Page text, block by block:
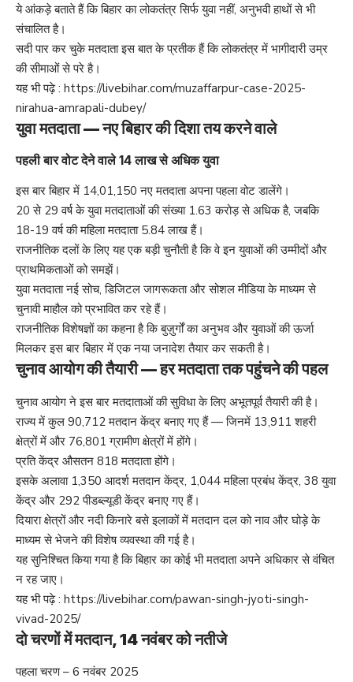
ये आंकड़े बताते हैं कि बिहार का लोकतंत्र सिर्फ युवा नहीं, अनुभवी हाथों से भी
संचालित है।
सदी पार कर चुके मतदाता इस बात के प्रतीक हैं कि लोकतंत्र में भागीदारी उम्र
की सीमाओं से परे है।
यह भी पढ़े : https://livebihar.com/muzaffarpur-case-2025-
nirahua-amrapali-dubey/
युवा मतदाता — नए बिहार की दिशा तय करने वाले
पहली बार वोट देने वाले 14 लाख से अधिक युवा
इस बार बिहार में 14,01,150 नए मतदाता अपना पहला वोट डालेंगे।
20 से 29 वर्ष के युवा मतदाताओं की संख्या 1.63 करोड़ से अधिक है, जबकि
18-19 वर्ष की महिला मतदाता 5.84 लाख हैं।
राजनीतिक दलों के लिए यह एक बड़ी चुनौती है कि वे इन युवाओं की उम्मीदों और
प्राथमिकताओं को समझें।
युवा मतदाता नई सोच, डिजिटल जागरूकता और सोशल मीडिया के माध्यम से
चुनावी माहौल को प्रभावित कर रहे हैं।
राजनीतिक विशेषज्ञों का कहना है कि बुज़ुर्गों का अनुभव और युवाओं की ऊर्जा
मिलकर इस बार बिहार में एक नया जनादेश तैयार कर सकती है।
चुनाव आयोग की तैयारी — हर मतदाता तक पहुंचने की पहल
चुनाव आयोग ने इस बार मतदाताओं की सुविधा के लिए अभूतपूर्व तैयारी की है।
राज्य में कुल 90,712 मतदान केंद्र बनाए गए हैं — जिनमें 13,911 शहरी
क्षेत्रों में और 76,801 ग्रामीण क्षेत्रों में होंगे।
प्रति केंद्र औसतन 818 मतदाता होंगे।
इसके अलावा 1,350 आदर्श मतदान केंद्र, 1,044 महिला प्रबंध केंद्र, 38 युवा
केंद्र और 292 पीडब्ल्यूडी केंद्र बनाए गए हैं।
दियारा क्षेत्रों और नदी किनारे बसे इलाकों में मतदान दल को नाव और घोड़े के
माध्यम से भेजने की विशेष व्यवस्था की गई है।
यह सुनिश्चित किया गया है कि बिहार का कोई भी मतदाता अपने अधिकार से वंचित
न रह जाए।
यह भी पढ़े : https://livebihar.com/pawan-singh-jyoti-singh-
vivad-2025/
दो चरणों में मतदान, 14 नवंबर को नतीजे
पहला चरण – 6 नवंबर 2025